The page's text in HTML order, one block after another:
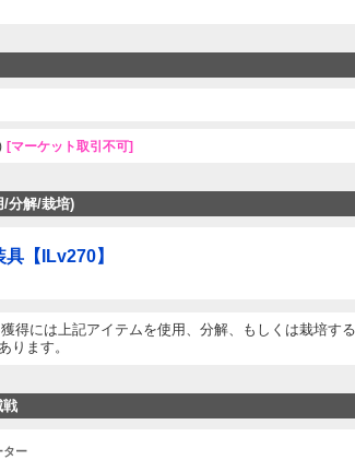
[マーケット取引不可]
/分解/栽培)
【ILv270】
得には上記アイテムを使用、分解、もしくは栽培す
ります。
戦
ター